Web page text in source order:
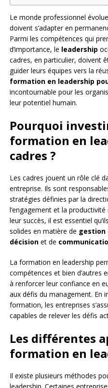
Le monde professionnel
doivent s’adapter en
Parmi les compétences qui
d’importance, le leadership
cadres, en particulier, doivent
guider leurs équipes vers la
formation en leadership
incontournable pour les
leur potentiel humain.
Pourquoi
formation en
cadres ?
Les cadres jouent un rôle clé
entreprise. Ils sont
stratégies définies par la
l’engagement et la
leur succès, il est essentiel
solides en matière de gestion
décision et de
La formation en leadership
compétences et bien d’autres
à renforcer leur confiance en
aux défis du management. En
formation, les entreprises
capables de relever les défis
Les différentes
formation en
Il existe plusieurs méthodes